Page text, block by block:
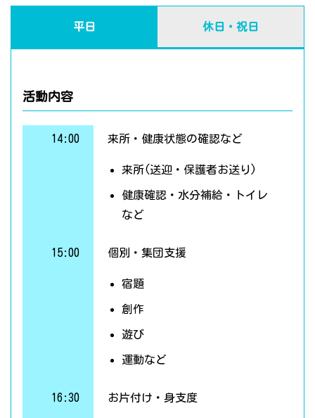
平日 休日・祝日
活動内容
14:00 来所・健康状態の確認など
来所(送迎・保護者お送り)
健康確認・水分補給・トイレ
など
15:00 個別・集団支援
宿題
創作
遊び
運動など
16:30 お片付け・身支度